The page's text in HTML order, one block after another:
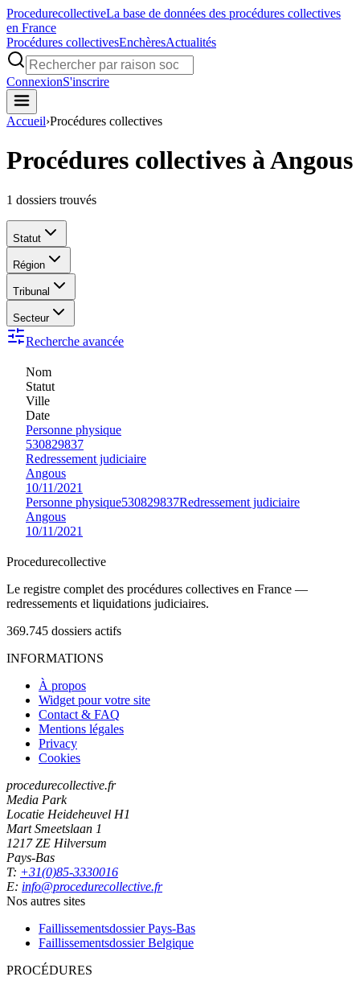
ProcedurecollectiveLa base de données des procédures collectives
en France
Procédures collectivesEnchèresActualités
ConnexionS'inscrire
Accueil›Procédures collectives
Procédures collectives à Angous
1 dossiers trouvés
Statut
Région
Tribunal
Secteur
Recherche avancée
Nom
Statut
Ville
Date
Personne physique
530829837
Redressement judiciaire
Angous
10/11/2021
Personne physique530829837Redressement judiciaire
Angous
10/11/2021
Procedurecollective
Le registre complet des procédures collectives en France —
redressements et liquidations judiciaires.
369.745 dossiers actifs
INFORMATIONS
À propos
Widget pour votre site
Contact & FAQ
Mentions légales
Privacy
Cookies
procedurecollective.fr
Media Park
Locatie Heideheuvel H1
Mart Smeetslaan 1
1217 ZE Hilversum
Pays-Bas
T: +31(0)85-3330016
E: info@procedurecollective.fr
Nos autres sites
Faillissementsdossier Pays-Bas
Faillissementsdossier Belgique
PROCÉDURES